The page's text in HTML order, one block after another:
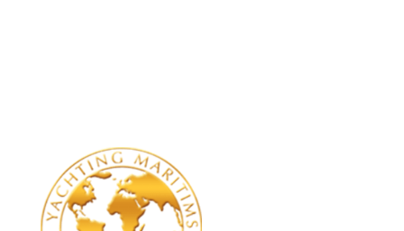
Neersener Str. 35